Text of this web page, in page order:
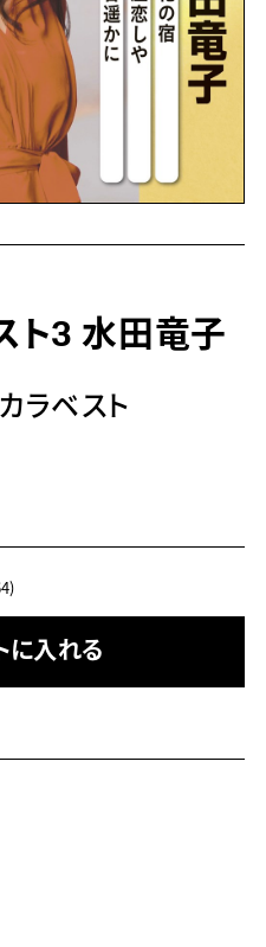
ト3 水田竜子
ラベスト
に入れる